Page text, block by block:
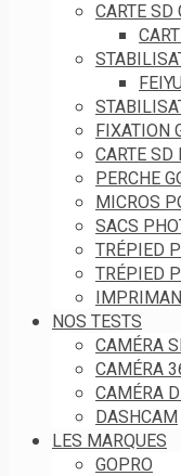
CARTE SD
FIXATION
CARTE SD
PERCHE
MICROS
SACS
TRÉPIED
TRÉPIED
NOS TESTS
CAMÉRA
CAMÉRA
CAMÉRA
DASHCAM
LES MARQUES
GOPRO